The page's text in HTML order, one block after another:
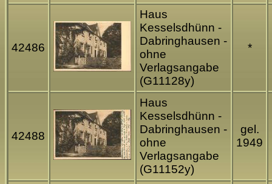
42486
Haus
Kesselsdhünn -
Dabringhausen -
ohne
Verlagsangabe
(G11128y)
*
42488
Haus
Kesselsdhünn -
Dabringhausen -
ohne
Verlagsangabe
(G11152y)
gel.
1949